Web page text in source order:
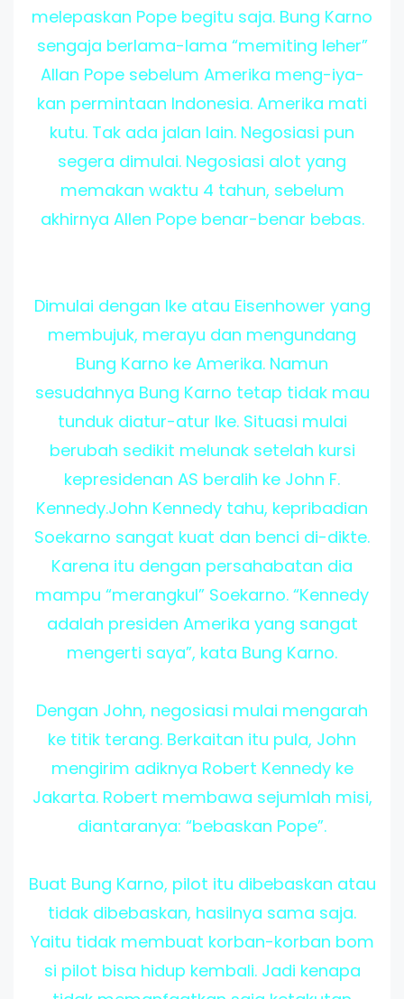
melepaskan Pope begitu saja. Bung Karno
sengaja berlama-lama “memiting leher”
Allan Pope sebelum Amerika meng-iya-
kan permintaan Indonesia. Amerika mati
kutu. Tak ada jalan lain. Negosiasi pun
segera dimulai. Negosiasi alot yang
memakan waktu 4 tahun, sebelum
akhirnya Allen Pope benar-benar bebas.
Dimulai dengan Ike atau Eisenhower yang
membujuk, merayu dan mengundang
Bung Karno ke Amerika. Namun
sesudahnya Bung Karno tetap tidak mau
tunduk diatur-atur Ike. Situasi mulai
berubah sedikit melunak setelah kursi
kepresidenan AS beralih ke John F.
Kennedy.John Kennedy tahu, kepribadian
Soekarno sangat kuat dan benci di-dikte.
Karena itu dengan persahabatan dia
mampu “merangkul” Soekarno. “Kennedy
adalah presiden Amerika yang sangat
mengerti saya”, kata Bung Karno.
Dengan John, negosiasi mulai mengarah
ke titik terang. Berkaitan itu pula, John
mengirim adiknya Robert Kennedy ke
Jakarta. Robert membawa sejumlah misi,
diantaranya: “bebaskan Pope”.
Buat Bung Karno, pilot itu dibebaskan atau
tidak dibebaskan, hasilnya sama saja.
Yaitu tidak membuat korban-korban bom
si pilot bisa hidup kembali. Jadi kenapa